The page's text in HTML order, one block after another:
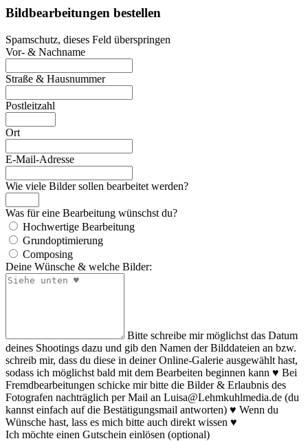
Bildbearbeitungen bestellen
Spamschutz, dieses Feld überspringen
Vor- & Nachname
Straße & Hausnummer
Postleitzahl
Ort
E-Mail-Adresse
Wie viele Bilder sollen bearbeitet werden?
Was für eine Bearbeitung wünschst du?
Hochwertige Bearbeitung
Grundoptimierung
Composing
Deine Wünsche & welche Bilder:
Bitte schreibe mir möglichst das Datum
deines Shootings dazu und gib den Namen der Bilddateien an bzw.
schreib mir, dass du diese in deiner Online-Galerie ausgewählt hast,
sodass ich möglichst bald mit dem Bearbeiten beginnen kann ♥ Bei
Fremdbearbeitungen schicke mir bitte die Bilder & Erlaubnis des
Fotografen nachträglich per Mail an Luisa@Lehmkuhlmedia.de (du
kannst einfach auf die Bestätigungsmail antworten) ♥ Wenn du
Wünsche hast, lass es mich bitte auch direkt wissen ♥
Ich möchte einen Gutschein einlösen (optional)